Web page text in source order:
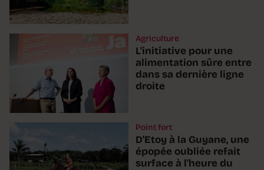
Agriculture
L'initiative pour une
alimentation sûre entre
dans sa dernière ligne
droite
Point fort
D'Etoy à la Guyane, une
épopée oubliée refait
surface à l'heure du